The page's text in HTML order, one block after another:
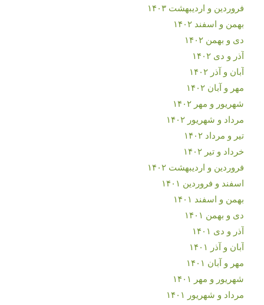
فروردین و اردیبهشت ۱۴۰۳
بهمن و اسفند ۱۴۰۲
دی و بهمن ۱۴۰۲
آذر و دی ۱۴۰۲
آبان و آذر ۱۴۰۲
مهر و آبان ۱۴۰۲
شهریور و مهر ۱۴۰۲
مرداد و شهریور ۱۴۰۲
تیر و مرداد ۱۴۰۲
خرداد و تیر ۱۴۰۲
فروردین و اردیبهشت ۱۴۰۲
اسفند و فروردین ۱۴۰۱
بهمن و اسفند ۱۴۰۱
دی و بهمن ۱۴۰۱
آذر و دی ۱۴۰۱
آبان و آذر ۱۴۰۱
مهر و آبان ۱۴۰۱
شهریور و مهر ۱۴۰۱
مرداد و شهریور ۱۴۰۱